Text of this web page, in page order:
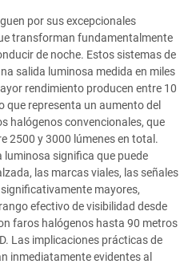
por sus excepcionales
transforman fundamentalmente
de noche. Estos sistemas de
salida luminosa medida en miles
rendimiento producen entre 10
que representa un aumento del
halógenos convencionales, que
2500 y 3000 lúmenes en total.
luminosa significa que puede
las marcas viales, las señales
mayores,
efectivo de visibilidad desde
faros halógenos hasta 90 metros
Las implicaciones prácticas de
inmediatamente evidentes al